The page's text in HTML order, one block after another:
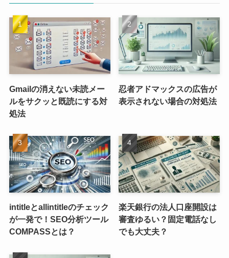
Gmailの消えない未読メー
ルをサクッと既読にする対
処法
忍者アドマックスの広告が
表示されない場合の対処法
intitleとallintitleのチェック
が一発で！SEO分析ツール
COMPASSとは？
楽天銀行の法人口座開設は
審査ゆるい？固定電話なし
でも大丈夫？